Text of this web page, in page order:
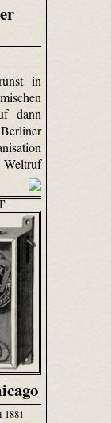
in
dann
1881